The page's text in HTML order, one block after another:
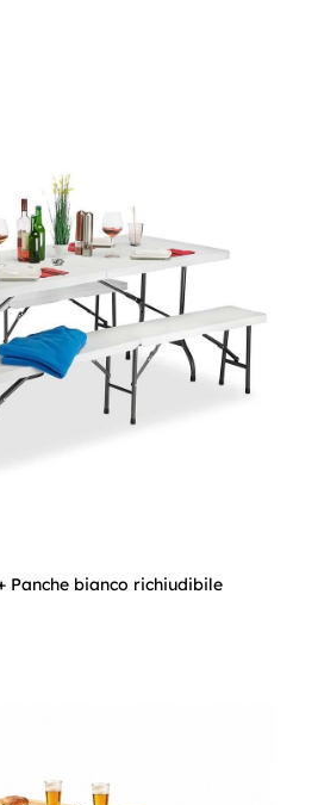
Panche bianco richiudibile